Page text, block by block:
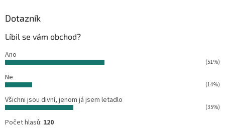
Dotazník
Líbil se vám obchod?
Ano
(51%)
Ne
(14%)
Všichni jsou divní, jenom já jsem letadlo
(35%)
Počet hlasů: 120